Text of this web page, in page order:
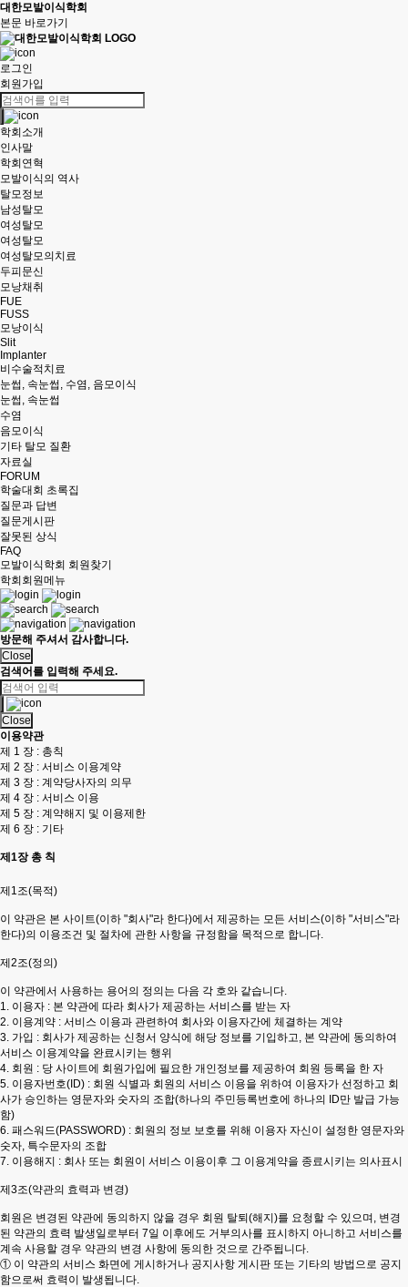
대한모발이식학회
본문 바로가기
로그인
회원가입
학회소개
인사말
학회연혁
모발이식의 역사
탈모정보
남성탈모
여성탈모
여성탈모
여성탈모의치료
두피문신
모낭채취
FUE
FUSS
모낭이식
Slit
Implanter
비수술적치료
눈썹, 속눈썹, 수염, 음모이식
눈썹, 속눈썹
수염
음모이식
기타 탈모 질환
자료실
FORUM
학술대회 초록집
질문과 답변
질문게시판
잘못된 상식
FAQ
모발이식학회 회원찾기
학회회원메뉴
방문해 주셔서 감사합니다.
Close
검색어를 입력해 주세요.
Close
이용약관
제 1 장 : 총칙
제 2 장 : 서비스 이용계약
제 3 장 : 계약당사자의 의무
제 4 장 : 서비스 이용
제 5 장 : 계약해지 및 이용제한
제 6 장 : 기타
제1장 총 칙
제1조(목적)
이 약관은 본 사이트(이하 "회사"라 한다)에서 제공하는 모든 서비스(이하 "서비스"라
한다)의 이용조건 및 절차에 관한 사항을 규정함을 목적으로 합니다.
제2조(정의)
이 약관에서 사용하는 용어의 정의는 다음 각 호와 같습니다.
1. 이용자 : 본 약관에 따라 회사가 제공하는 서비스를 받는 자
2. 이용계약 : 서비스 이용과 관련하여 회사와 이용자간에 체결하는 계약
3. 가입 : 회사가 제공하는 신청서 양식에 해당 정보를 기입하고, 본 약관에 동의하여
서비스 이용계약을 완료시키는 행위
4. 회원 : 당 사이트에 회원가입에 필요한 개인정보를 제공하여 회원 등록을 한 자
5. 이용자번호(ID) : 회원 식별과 회원의 서비스 이용을 위하여 이용자가 선정하고 회
사가 승인하는 영문자와 숫자의 조합(하나의 주민등록번호에 하나의 ID만 발급 가능
함)
6. 패스워드(PASSWORD) : 회원의 정보 보호를 위해 이용자 자신이 설정한 영문자와
숫자, 특수문자의 조합
7. 이용해지 : 회사 또는 회원이 서비스 이용이후 그 이용계약을 종료시키는 의사표시
제3조(약관의 효력과 변경)
회원은 변경된 약관에 동의하지 않을 경우 회원 탈퇴(해지)를 요청할 수 있으며, 변경
된 약관의 효력 발생일로부터 7일 이후에도 거부의사를 표시하지 아니하고 서비스를
계속 사용할 경우 약관의 변경 사항에 동의한 것으로 간주됩니다.
① 이 약관의 서비스 화면에 게시하거나 공지사항 게시판 또는 기타의 방법으로 공지
함으로써 효력이 발생됩니다.